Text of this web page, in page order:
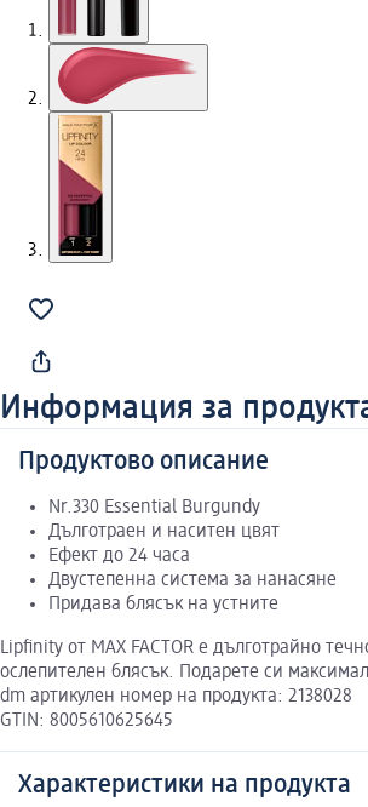
Информация за
Продуктово описание
Nr.330 Essential Burgundy
Дълготраен и наситен цвят
Ефект до 24 часа
Двустепенна система за нанасяне
Придава блясък на устните
Lipfinity от MAX FACTOR е дълготрайно
ослепителен блясък. Подарете си
dm артикулен номер на продукта: 2138028
GTIN: 8005610625645
Характеристики на продукта